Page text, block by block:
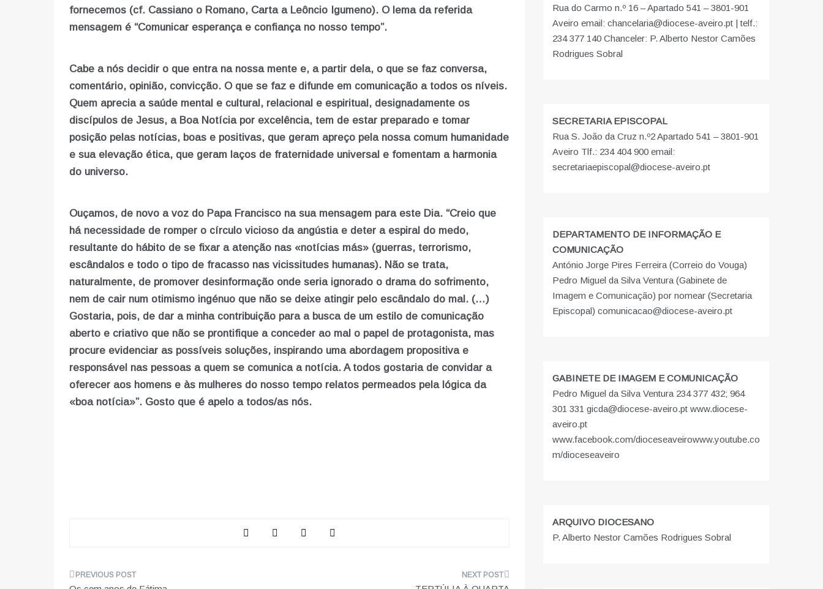
fornecemos (cf. Cassiano o Romano, Carta a Leôncio Igumeno). O lema da referida
mensagem é “Comunicar esperança e confiança no nosso tempo”.
Cabe a nós decidir o que entra na nossa mente e, a partir dela, o que se faz conversa,
comentário, opinião, convicção. O que se faz e difunde em comunicação a todos os níveis.
Quem aprecia a saúde mental e cultural, relacional e espiritual, designadamente os
discípulos de Jesus, a Boa Notícia por excelência, tem de estar preparado e tomar
posição pelas notícias, boas e positivas, que geram apreço pela nossa comum humanidade
e sua elevação ética, que geram laços de fraternidade universal e fomentam a harmonia
do universo.
Ouçamos, de novo a voz do Papa Francisco na sua mensagem para este Dia. “Creio que
há necessidade de romper o círculo vicioso da angústia e deter a espiral do medo,
resultante do hábito de se fixar a atenção nas «notícias más» (guerras, terrorismo,
escândalos e todo o tipo de fracasso nas vicissitudes humanas). Não se trata,
naturalmente, de promover desinformação onde seria ignorado o drama do sofrimento,
nem de cair num otimismo ingénuo que não se deixe atingir pelo escândalo do mal. (…)
Gostaria, pois, de dar a minha contribuição para a busca de um estilo de comunicação
aberto e criativo que não se prontifique a conceder ao mal o papel de protagonista, mas
procure evidenciar as possíveis soluções, inspirando uma abordagem propositiva e
responsável nas pessoas a quem se comunica a notícia. A todos gostaria de convidar a
oferecer aos homens e às mulheres do nosso tempo relatos permeados pela lógica da
«boa notícia»”. Gosto que é apelo a todos/as nós.
Navegação
Rua do Carmo n.º 16 – Apartado 541 – 3801-901
Aveiro email: chancelaria@diocese-aveiro.pt | telf.:
234 377 140 Chanceler: P. Alberto Nestor Camões
Rodrigues Sobral
SECRETARIA EPISCOPAL
Rua S. João da Cruz n.º2 Apartado 541 – 3801-901
Aveiro Tlf.: 234 404 900 email:
secretariaepiscopal@diocese-aveiro.pt
DEPARTAMENTO DE INFORMAÇÃO E
COMUNICAÇÃO
António Jorge Pires Ferreira (Correio do Vouga)
Pedro Miguel da Silva Ventura (Gabinete de
Imagem e Comunicação) por nomear (Secretaria
Episcopal) comunicacao@diocese-aveiro.pt
GABINETE DE IMAGEM E COMUNICAÇÃO
Pedro Miguel da Silva Ventura 234 377 432; 964
301 331 gicda@diocese-aveiro.pt www.diocese-
aveiro.pt
www.facebook.com/dioceseaveirowww.youtube.co
m/dioceseaveiro
ARQUIVO DIOCESANO
P. Alberto Nestor Camões Rodrigues Sobral